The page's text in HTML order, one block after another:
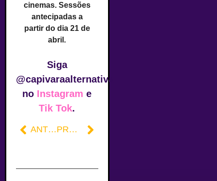
cinemas. Sessões
antecipadas a
partir do dia 21 de
abril.
Siga
@capivaraalternativa
no Instagram e
Tik Tok.
ANTERIOR PRÓXIMO